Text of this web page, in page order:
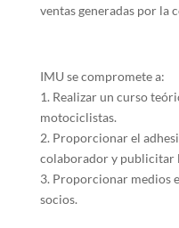
ventas generadas por la
IMU se compromete a:
1. Realizar un curso
motociclistas.
2. Proporcionar el
colaborador y publicitar
3. Proporcionar medios
socios.